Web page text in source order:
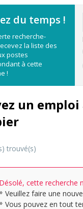
du temps !
recherche-
la liste des
postes
à cette
!
un emploi
trouvé(s)
Désolé, cette recherche
Veuillez faire une
Vous pouvez en tout